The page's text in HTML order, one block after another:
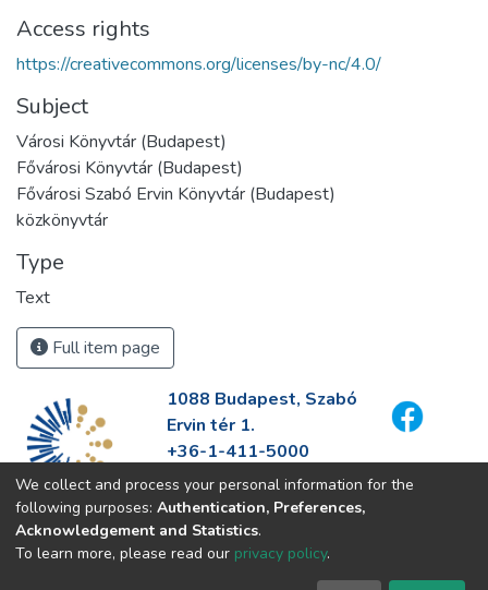
Access rights
https://creativecommons.org/licenses/by-nc/4.0/
Subject
Városi Könyvtár (Budapest)
Fővárosi Könyvtár (Budapest)
Fővárosi Szabó Ervin Könyvtár (Budapest)
közkönyvtár
Type
Text
Full item page
1088 Budapest, Szabó
Ervin tér 1.
+36-1-411-5000
info@fszek.hu
https://fszek.hu
We collect and process your personal information for the
following purposes: Authentication, Preferences,
Acknowledgement and Statistics.
To learn more, please read our privacy policy.